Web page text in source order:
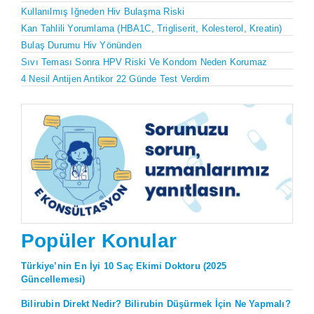
Kullanılmış Iğneden Hiv Bulaşma Riski
Kan Tahlili Yorumlama (HBA1C, Trigliserit, Kolesterol, Kreatin)
Bulaş Durumu Hiv Yönünden
Sıvı Teması Sonra HPV Riski Ve Kondom Neden Korumaz
4 Nesil Antijen Antikor 22 Günde Test Verdim
Popüler Konular
Türkiye’nin En İyi 10 Saç Ekimi Doktoru (2025
Güncellemesi)
Bilirubin Direkt Nedir? Bilirubin Düşürmek İçin Ne Yapmalı?